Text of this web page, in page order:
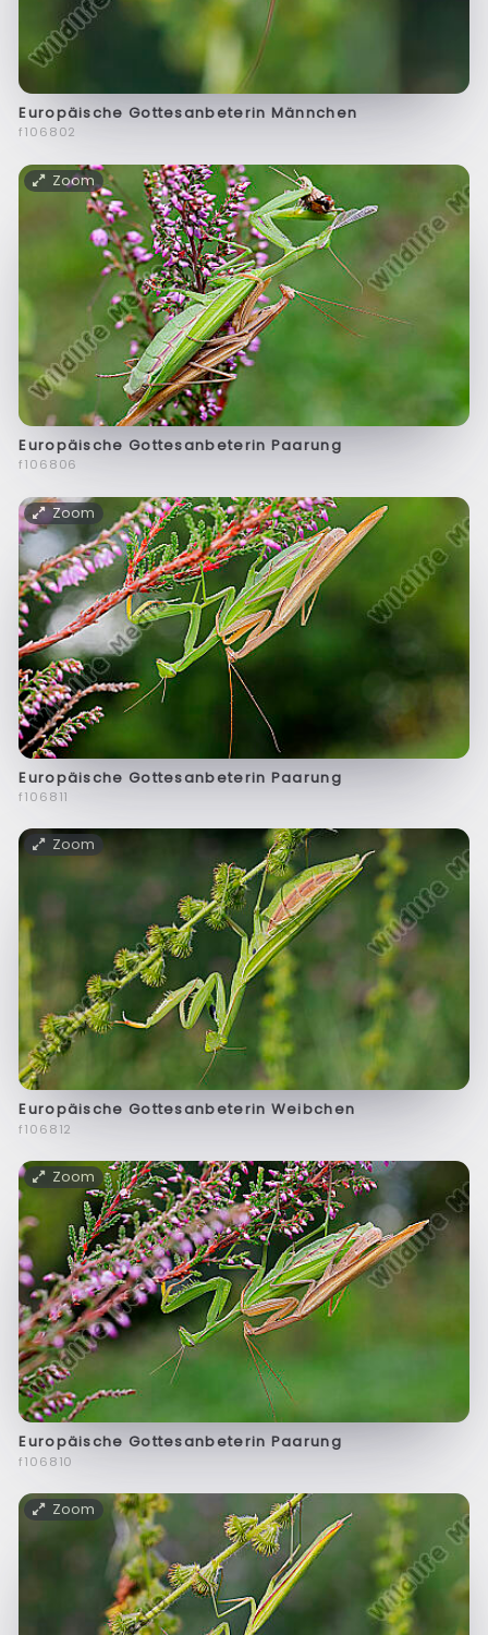
Europäische Gottesanbeterin Männchen
f106802
Zoom
Europäische Gottesanbeterin Paarung
f106806
Zoom
Europäische Gottesanbeterin Paarung
f106811
Zoom
Europäische Gottesanbeterin Weibchen
f106812
Zoom
Europäische Gottesanbeterin Paarung
f106810
Zoom